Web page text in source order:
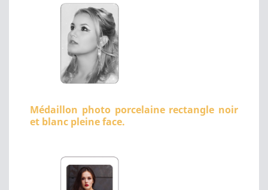
Médaillon photo porcelaine rectangle noir
et blanc pleine face.